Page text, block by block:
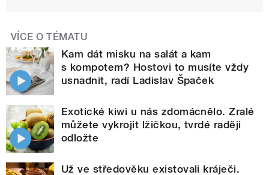
VÍCE O TÉMATU
Kam dát misku na salát a kam
s kompotem? Hostovi to musíte vždy
usnadnit, radí Ladislav Špaček
Exotické kiwi u nás zdomácnělo. Zralé
můžete vykrojit lžičkou, tvrdé raději
odložte
Už ve středověku existovali kráječi.